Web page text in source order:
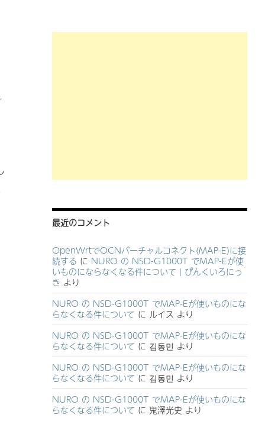
最近のコメント
OpenWrtでOCNバーチャルコネクト(MAP-E)に接
続する に NURO の NSD-G1000T でMAP-Eが使
いものにならなくなる件について | ぴんくいろにっ
き より
NURO の NSD-G1000T でMAP-Eが使いものにな
らなくなる件について に ルイス より
NURO の NSD-G1000T でMAP-Eが使いものにな
らなくなる件について に 김동민 より
NURO の NSD-G1000T でMAP-Eが使いものにな
らなくなる件について に 김동민 より
NURO の NSD-G1000T でMAP-Eが使いものにな
らなくなる件について に 鬼澤光史 より